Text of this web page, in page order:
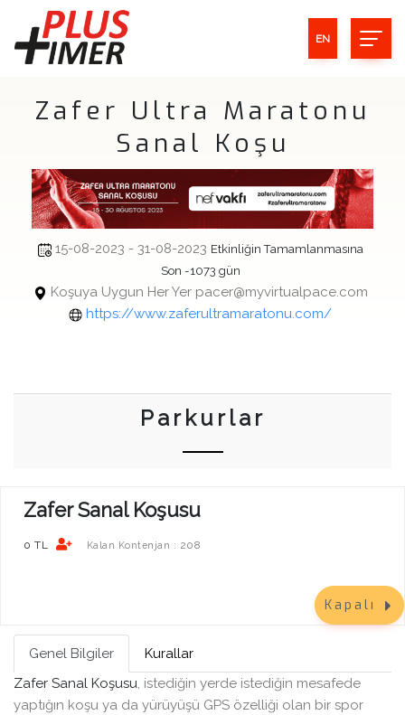
EN
Zafer Ultra Maratonu
Sanal Koşu
15-08-2023 - 31-08-2023 Etkinliğin Tamamlanmasına
Son -1073 gün
Koşuya Uygun Her Yer pacer@myvirtualpace.com
https://www.zaferultramaratonu.com/
Parkurlar
Zafer Sanal Koşusu
0 TL Kalan Kontenjan : 208
Kapalı
Genel Bilgiler
Kurallar
Zafer Sanal Koşusu, istediğin yerde istediğin mesafede
yaptığın koşu ya da yürüyüşü GPS özelliği olan bir spor